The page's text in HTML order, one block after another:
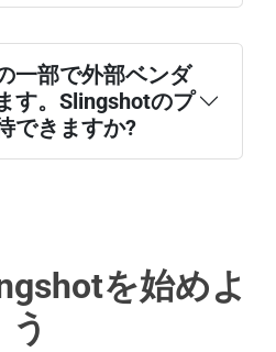
一部で外部ベンダ
す。Slingshotのプ
できますか?
を始めよ
う